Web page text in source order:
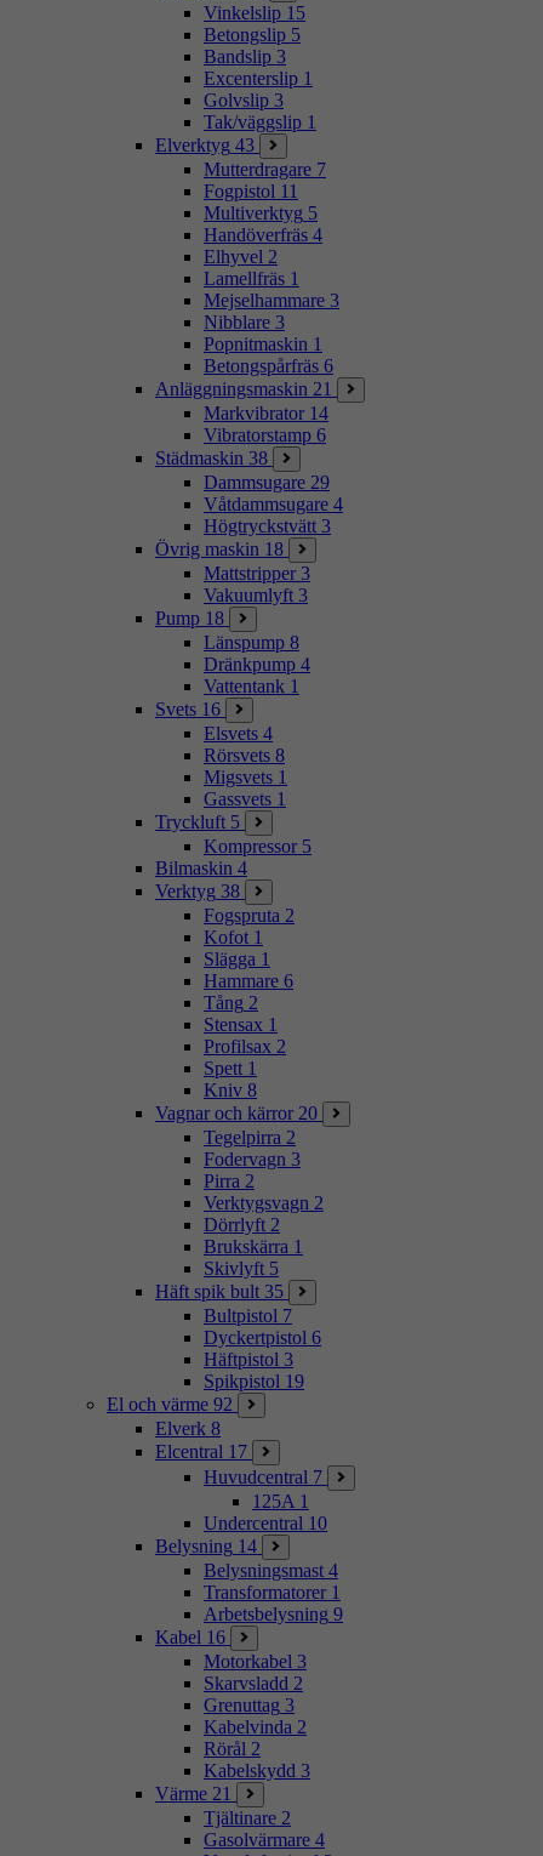
Vinkelslip 15
Betongslip 5
Bandslip 3
Excenterslip 1
Golvslip 3
Tak/väggslip 1
Elverktyg 43
Mutterdragare 7
Fogpistol 11
Multiverktyg 5
Handöverfräs 4
Elhyvel 2
Lamellfräs 1
Mejselhammare 3
Nibblare 3
Popnitmaskin 1
Betongspårfräs 6
Anläggningsmaskin 21
Markvibrator 14
Vibratorstamp 6
Städmaskin 38
Dammsugare 29
Våtdammsugare 4
Högtryckstvätt 3
Övrig maskin 18
Mattstripper 3
Vakuumlyft 3
Pump 18
Länspump 8
Dränkpump 4
Vattentank 1
Svets 16
Elsvets 4
Rörsvets 8
Migsvets 1
Gassvets 1
Tryckluft 5
Kompressor 5
Bilmaskin 4
Verktyg 38
Fogspruta 2
Kofot 1
Slägga 1
Hammare 6
Tång 2
Stensax 1
Profilsax 2
Spett 1
Kniv 8
Vagnar och kärror 20
Tegelpirra 2
Fodervagn 3
Pirra 2
Verktygsvagn 2
Dörrlyft 2
Brukskärra 1
Skivlyft 5
Häft spik bult 35
Bultpistol 7
Dyckertpistol 6
Häftpistol 3
Spikpistol 19
El och värme 92
Elverk 8
Elcentral 17
Huvudcentral 7
125A 1
Undercentral 10
Belysning 14
Belysningsmast 4
Transformatorer 1
Arbetsbelysning 9
Kabel 16
Motorkabel 3
Skarvsladd 2
Grenuttag 3
Kabelvinda 2
Rörål 2
Kabelskydd 3
Värme 21
Tjältinare 2
Gasolvärmare 4